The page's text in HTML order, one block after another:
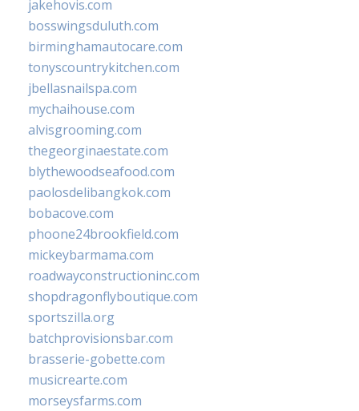
jakehovis.com
bosswingsduluth.com
birminghamautocare.com
tonyscountrykitchen.com
jbellasnailspa.com
mychaihouse.com
alvisgrooming.com
thegeorginaestate.com
blythewoodseafood.com
paolosdelibangkok.com
bobacove.com
phoone24brookfield.com
mickeybarmama.com
roadwayconstructioninc.com
shopdragonflyboutique.com
sportszilla.org
batchprovisionsbar.com
brasserie-gobette.com
musicrearte.com
morseysfarms.com